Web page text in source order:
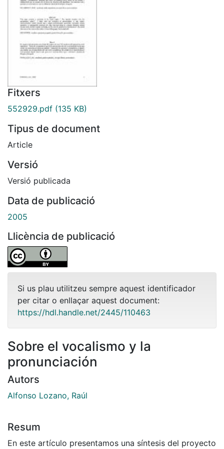
Fitxers
552929.pdf (135 KB)
Tipus de document
Article
Versió
Versió publicada
Data de publicació
2005
Llicència de publicació
Si us plau utilitzeu sempre aquest identificador
per citar o enllaçar aquest document:
https://hdl.handle.net/2445/110463
Sobre el vocalismo y la
pronunciación
Autors
Alfonso Lozano, Raúl
Resum
En este artículo presentamos una síntesis del proyecto